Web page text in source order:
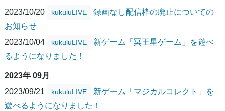
2023/10/20
kukuluLIVE
録画なし配信枠の廃止についての
お知らせ
2023/10/04
kukuluLIVE
新ゲーム「冥王星ゲーム」を遊べ
るようになりました！
2023年 09月
2023/09/21
kukuluLIVE
新ゲーム「マジカルコレクト」を
遊べるようになりました！